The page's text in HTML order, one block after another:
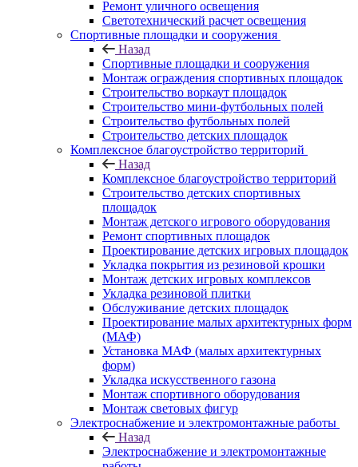
Ремонт уличного освещения
Светотехнический расчет освещения
Спортивные площадки и сооружения
Назад
Спортивные площадки и сооружения
Монтаж ограждения спортивных площадок
Строительство воркаут площадок
Строительство мини-футбольных полей
Строительство футбольных полей
Строительство детских площадок
Комплексное благоустройство территорий
Назад
Комплексное благоустройство территорий
Строительство детских спортивных
площадок
Монтаж детского игрового оборудования
Ремонт спортивных площадок
Проектирование детских игровых площадок
Укладка покрытия из резиновой крошки
Монтаж детских игровых комплексов
Укладка резиновой плитки
Обслуживание детских площадок
Проектирование малых архитектурных форм
(МАФ)
Установка МАФ (малых архитектурных
форм)
Укладка искусственного газона
Монтаж спортивного оборудования
Монтаж световых фигур
Электроснабжение и электромонтажные работы
Назад
Электроснабжение и электромонтажные